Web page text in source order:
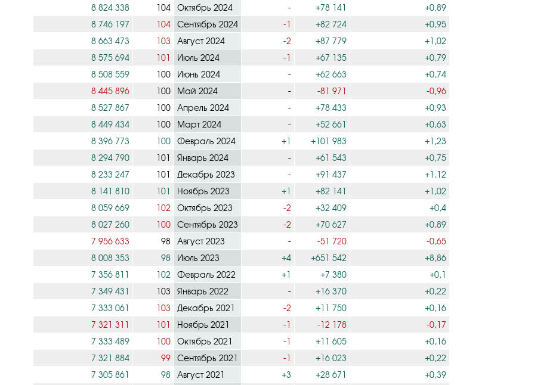
8 824 338 104 Октябрь 2024 - +78 141
+0,89
8 746 197
104 Сентябрь 2024 -1 +82 724
+0,95
8 663 473
103 Август 2024 -2 +87 779
+1,02
8 575 694
101 Июль 2024 -1 +67 135
+0,79
8 508 559
100 Июнь 2024 - +62 663
+0,74
8 445 896
100 Май 2024 - -81 971
-0,96
8 527 867
100 Апрель 2024 - +78 433
+0,93
8 449 434
100 Март 2024 - +52 661
+0,63
8 396 773
100 Февраль 2024 +1 +101 983
+1,23
8 294 790
101 Январь 2024 - +61 543
+0,75
8 233 247
101 Декабрь 2023 - +91 437
+1,12
8 141 810
101 Ноябрь 2023 +1 +82 141
+1,02
8 059 669
102 Октябрь 2023 -2 +32 409
+0,4
8 027 260
100 Сентябрь 2023 -2 +70 627
+0,89
7 956 633
98 Август 2023 - -51 720
-0,65
8 008 353
98 Июль 2023 +4 +651 542
+8,86
7 356 811
102 Февраль 2022 +1 +7 380
+0,1
7 349 431
103 Январь 2022 - +16 370
+0,22
7 333 061
103 Декабрь 2021 -2 +11 750
+0,16
7 321 311
101 Ноябрь 2021 -1 -12 178
-0,17
7 333 489
100 Октябрь 2021 -1 +11 605
+0,16
7 321 884
99 Сентябрь 2021 -1 +16 023
+0,22
7 305 861
98 Август 2021 +3 +28 671
+0,39